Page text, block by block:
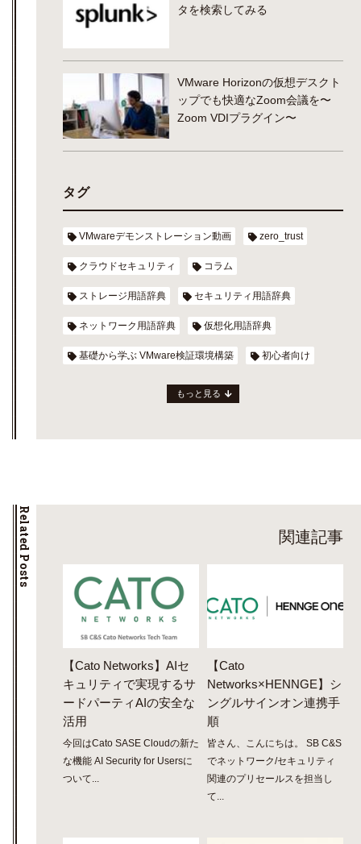
タを検索してみる
VMware Horizonの仮想デスクト
ップでも快適なZoom会議を〜
Zoom VDIプラグイン〜
タグ
VMwareデモンストレーション動画 zero_trust
クラウドセキュリティ コラム
ストレージ用語辞典 セキュリティ用語辞典
ネットワーク用語辞典 仮想化用語辞典
基礎から学ぶ VMware検証環境構築 初心者向け
もっと見る
Related Posts 関連記事
【Cato Networks】AIセ
キュリティで実現するサ
ードパーティAIの安全な
活用
今回はCato SASE Cloudの新た
な機能 AI Security for Usersに
ついて...
【Cato
Networks×HENNGE】シ
ングルサインオン連携手
順
皆さん、こんにちは。 SB C&S
でネットワーク/セキュリティ
関連のプリセールスを担当し
て...